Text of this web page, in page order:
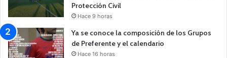
Protección Civil
Hace 9 horas
Ya se conoce la composición de los Grupos
de Preferente y el calendario
Hace 16 horas